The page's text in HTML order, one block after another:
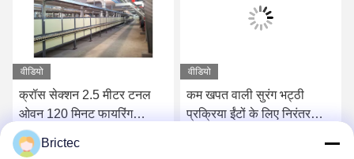
वीडियो
क्रॉस सेक्शन 2.5 मीटर टनल
ओवन 120 मिनट फायरिंग
साइकिल रोलर ओवन रैपिड
फायरिंग
वीडियो
कम खपत वाली सुरंग भट्ठी
प्रक्रिया ईंटों के लिए निरंतर
Brictec